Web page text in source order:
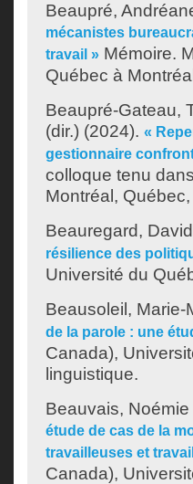
Beaupré,
mécanistes
travail » Mémoire.
Québec à
Beaupré-Gateau,
(dir.) (2024). «
gestionnaire
colloque tenu
Montréal,
Beauregard, David
résilience des
Université du
Beausoleil, Marie-
de la parole : une
Canada),
linguistique.
Beauvais, Noémie
étude de cas de la
travailleuses et
Canada),